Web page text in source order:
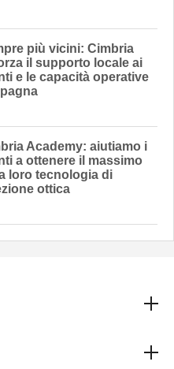
più vicini: Cimbria
il supporto locale ai
e le capacità operative
Academy: aiutiamo i
a ottenere il massimo
loro tecnologia di
ottica